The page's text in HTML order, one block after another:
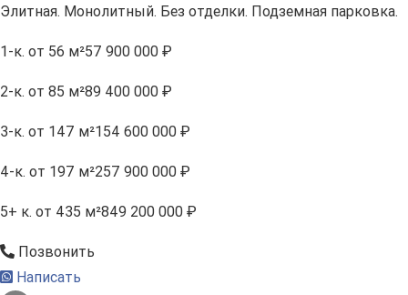
Элитная. Монолитный. Без отделки. Подземная парковка.
1-к. от 56 м²57 900 000 ₽
2-к. от 85 м²89 400 000 ₽
3-к. от 147 м²154 600 000 ₽
4-к. от 197 м²257 900 000 ₽
5+ к. от 435 м²849 200 000 ₽
Позвонить
Написать